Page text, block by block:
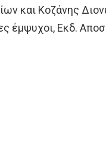
και Κοζάνης
έμψυχοι, Εκδ.